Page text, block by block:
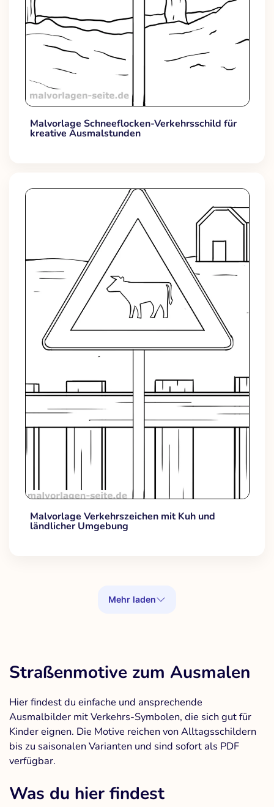
Malvorlage Schneeflocken-Verkehrsschild für
kreative Ausmalstunden
Malvorlage Verkehrszeichen mit Kuh und
ländlicher Umgebung
Mehr laden
Straßenmotive zum Ausmalen
Hier findest du einfache und ansprechende
Ausmalbilder mit Verkehrs-Symbolen, die sich gut für
Kinder eignen. Die Motive reichen von Alltagsschildern
bis zu saisonalen Varianten und sind sofort als PDF
verfügbar.
Was du hier findest